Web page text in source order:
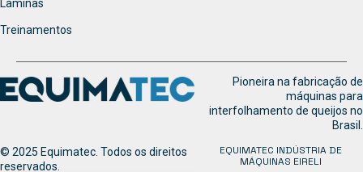
Lâminas
Treinamentos
Pioneira na fabricação de
máquinas para
interfolhamento de queijos no
Brasil.
© 2025 Equimatec. Todos os direitos
reservados.
EQUIMATEC INDÚSTRIA DE
MÁQUINAS EIRELI